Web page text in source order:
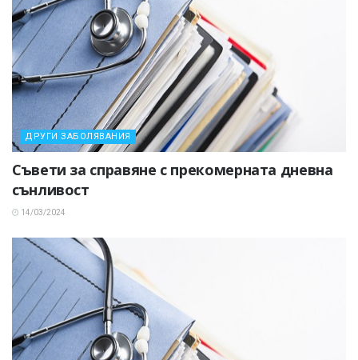
ДРУГИ ЗАБОЛЯВАНИЯ
Съвети за справяне с прекомерната дневна
сънливост
14/03/2024